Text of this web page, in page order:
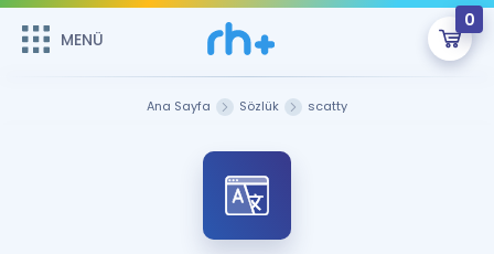
MENÜ
0
Sepetin Şu An Boş.
Remzi Hoca ile seni sınava hazırlayacak onlarca eğitim seni
bekliyor!
MENÜ
Ana Sayfa Sözlük scatty